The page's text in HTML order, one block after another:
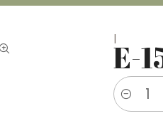
|E-
Cantidad